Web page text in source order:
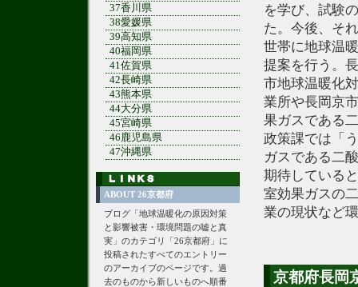
を学び、試験
た。今後、そ
世帯に地球温
提案を行う。
市地球温暖化
業所や長岡京
果ガスである
政策課では「
ガスである二
期待している
室効果ガスの
業の現状など
京都府長岡
37香川県
38愛媛県
39高知県
40福岡県
41佐賀県
42長崎県
43熊本県
44大分県
45宮崎県
46鹿児島県
47沖縄県
ABOUT 26京都府
ブログ「地球温暖化の原因対策
と影響被害・環境問題の嘘と真
実」のカテゴリ「26京都府」に
投稿されたすべてのエントリー
のアーカイブのページです。過
去のものから新しいものへ順番